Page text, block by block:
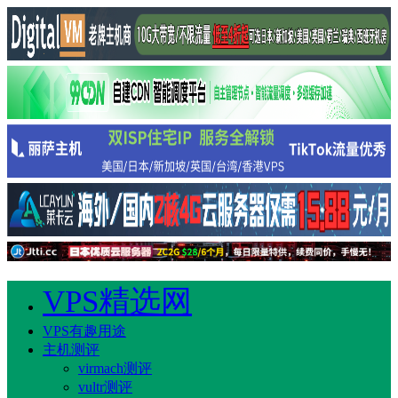
VPS精选网
VPS有趣用途
主机测评
virmach测评
vultr测评